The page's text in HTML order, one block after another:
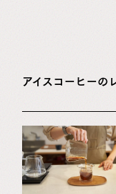
アイスコーヒーの